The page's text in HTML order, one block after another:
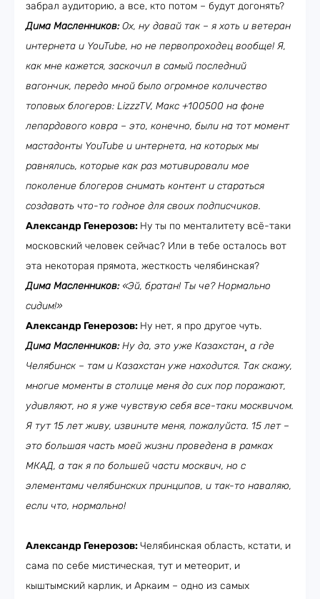
забрал аудиторию, а все, кто потом – будут догонять?
Дима Масленников:Ох, ну давай так – яхоть и ветеран
интернета и YouTube, но не первопроходец вообще! Я,
как мне кажется, заскочил в самый последний
вагончик, передо мной было огромное количество
топовых блогеров: LizzzTV, Макс +100500 на фоне
лепардового ковра – это, конечно, были на тот момент
мастадонты YouTube и интернета, на которых мы
равнялись, которые как раз мотивировали мое
поколение блогеров снимать контент и стараться
создавать что-то годное для своих подписчиков.
Александр Генерозов: Ну ты по менталитету всё-таки
московский человек сейчас? Или в тебе осталось вот
эта некоторая прямота, жесткость челябинская?
Дима Масленников: «Эй, братан! Ты че? Нормально
сидим!»
Александр Генерозов: Ну нет, я про другое чуть.
Дима Масленников:Ну да, это уже Казахстан¸ а где
Челябинск – там и Казахстан уже находится. Так скажу,
многие моменты в столице меня до сих пор поражают,
удивляют, но я уже чувствую себя все-таки москвичом.
Я тут 15 лет живу, извините меня, пожалуйста. 15 лет –
это большая часть моей жизни проведена в рамках
МКАД, а так я по большей части москвич, но с
элементами челябинских принципов, и так-то наваляю,
если что, нормально!
Александр Генерозов:Челябинская область, кстати, и
сама по себе мистическая, тут и метеорит, и
кыштымский карлик, и Аркаим – одно из самых